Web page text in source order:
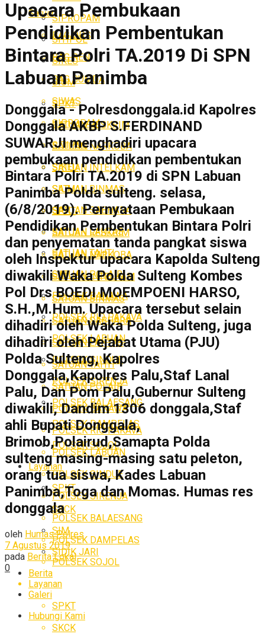
SIPROPAM
SITIPOL
SIKEU
SIUM
SPKT
SATUAN RESKRIM
SATUAN NARKOBA
SATUAN INTELKAM
SATUAN BINMAS
SATUAN SABHARA
SATUAN LANTAS
SATUAN TAHTI
SATUAN POLAIR
POLSEK BANAWA
POLSEK RIO PAKAVA
POLSEK LABUAN
POLSEK SINDUE
POLSEK SIRENJA
POLSEK BALAESANG
POLSEK DAMPELAS
POLSEK SOJOL
Layanan
SPKT
SKCK
SIM
SIDIK JARI
Berita
Galeri
Hubungi Kami
Satuan
BAG OPS
BAG REN
BAG SUMDA
SIWAS
SIPROPAM
SITIPOL
SIKEU
SIUM
SPKT
SATUAN RESKRIM
SATUAN NARKOBA
SATUAN INTELKAM
SATUAN BINMAS
SATUAN SABHARA
SATUAN LANTAS
SATUAN TAHTI
SATUAN POLAIR
POLSEK BANAWA
POLSEK RIO PAKAVA
POLSEK LABUAN
POLSEK SINDUE
POLSEK SIRENJA
POLSEK BALAESANG
POLSEK DAMPELAS
POLSEK SOJOL
Layanan
SPKT
SKCK
Upacara Pembukaan
Pendidikan Pembentukan
Bintara Polri TA.2019 Di SPN
Labuan Panimba
Donggala - Polresdonggala.id Kapolres
Donggala AKBP S.FERDINAND
SUWARJI menghadiri upacara
pembukaan pendidikan pembentukan
Bintara Polri TA.2019 di SPN Labuan
Panimba Polda sulteng. selasa,
(6/8/2019). Pernyataan Pembukaan
Pendidikan Pembentukan Bintara Polri
dan penyematan tanda pangkat siswa
oleh Inspektur upacara Kapolda Sulteng
diwakili Waka Polda Sulteng Kombes
Pol Drs BOEDI MOEMPOENI HARSO,
S.H.,M.Hum. Upacara tersebut selain
dihadiri oleh Waka Polda Sulteng, juga
dihadiri oleh Pejabat Utama (PJU)
Polda Sulteng, Kapolres
Donggala,Kapolres Palu,Staf Lanal
Palu, Dan Pom Palu,Gubernur Sulteng
diwakili, Dandim 1306 donggala,Staf
ahli Bupati Donggala,
Brimob,Polairud,Samapta Polda
sulteng masing-masing satu peleton,
orang tua siswa, Kades Labuan
Panimba,Toga dan Momas. Humas res
donggala
oleh Humas Polres
7 Agustus 2019
pada Berita Lokal
0